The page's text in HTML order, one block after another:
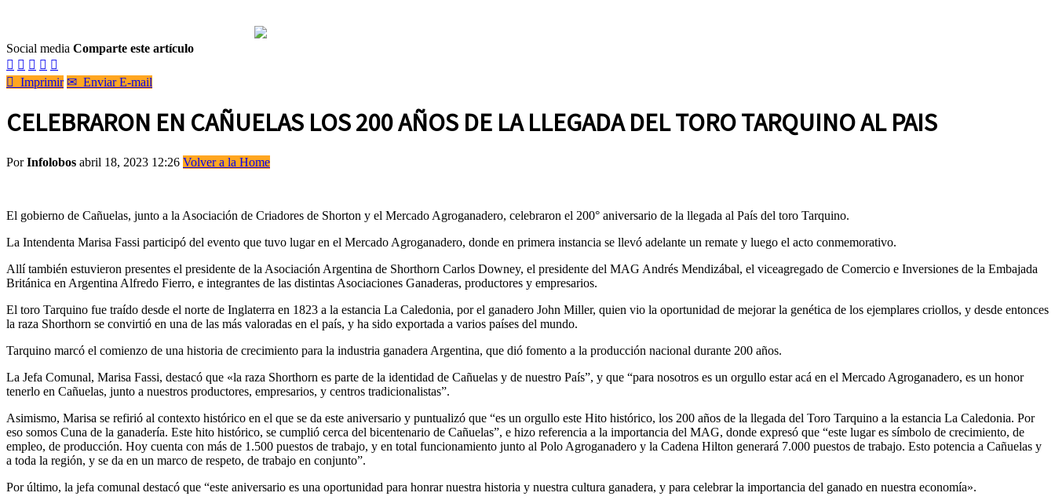
Social media Comparte este artículo
    
 Imprimir ✉ Enviar E-mail
CELEBRARON EN CAÑUELAS LOS 200 AÑOS DE LA LLEGADA DEL TORO TARQUINO AL PAIS
PorInfolobos abril 18, 2023 12:26 Volver a la Home
El gobierno de Cañuelas, junto a la Asociación de Criadores de Shorton y el Mercado Agroganadero, celebraron el 200° aniversario de la llegada al País del toro Tarquino.
La Intendenta Marisa Fassi participó del evento que tuvo lugar en el Mercado Agroganadero, donde en primera instancia se llevó adelante un remate y luego el acto conmemorativo.
Allí también estuvieron presentes el presidente de la Asociación Argentina de Shorthorn Carlos Downey, el presidente del MAG Andrés Mendizábal, el viceagregado de Comercio e Inversiones de la Embajada
Británica en Argentina Alfredo Fierro, e integrantes de las distintas Asociaciones Ganaderas, productores y empresarios.
El toro Tarquino fue traído desde el norte de Inglaterra en 1823 a la estancia La Caledonia, por el ganadero John Miller, quien vio la oportunidad de mejorar la genética de los ejemplares criollos, y desde entonces
la raza Shorthorn se convirtió en una de las más valoradas en el país, y ha sido exportada a varios países del mundo.
Tarquino marcó el comienzo de una historia de crecimiento para la industria ganadera Argentina, que dió fomento a la producción nacional durante 200 años.
La Jefa Comunal, Marisa Fassi, destacó que «la raza Shorthorn es parte de la identidad de Cañuelas y de nuestro País”, y que “para nosotros es un orgullo estar acá en el Mercado Agroganadero, es un honor
tenerlo en Cañuelas, junto a nuestros productores, empresarios, y centros tradicionalistas”.
Asimismo, Marisa se refirió al contexto histórico en el que se da este aniversario y puntualizó que “es un orgullo este Hito histórico, los 200 años de la llegada del Toro Tarquino a la estancia La Caledonia. Por
eso somos Cuna de la ganadería. Este hito histórico, se cumplió cerca del bicentenario de Cañuelas”, e hizo referencia a la importancia del MAG, donde expresó que “este lugar es símbolo de crecimiento, de
empleo, de producción. Hoy cuenta con más de 1.500 puestos de trabajo, y en total funcionamiento junto al Polo Agroganadero y la Cadena Hilton generará 7.000 puestos de trabajo. Esto potencia a Cañuelas y
a toda la región, y se da en un marco de respeto, de trabajo en conjunto”.
Por último, la jefa comunal destacó que “este aniversario es una oportunidad para honrar nuestra historia y nuestra cultura ganadera, y para celebrar la importancia del ganado en nuestra economía».